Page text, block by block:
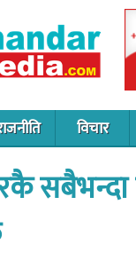
विचार
सबैभन्दा